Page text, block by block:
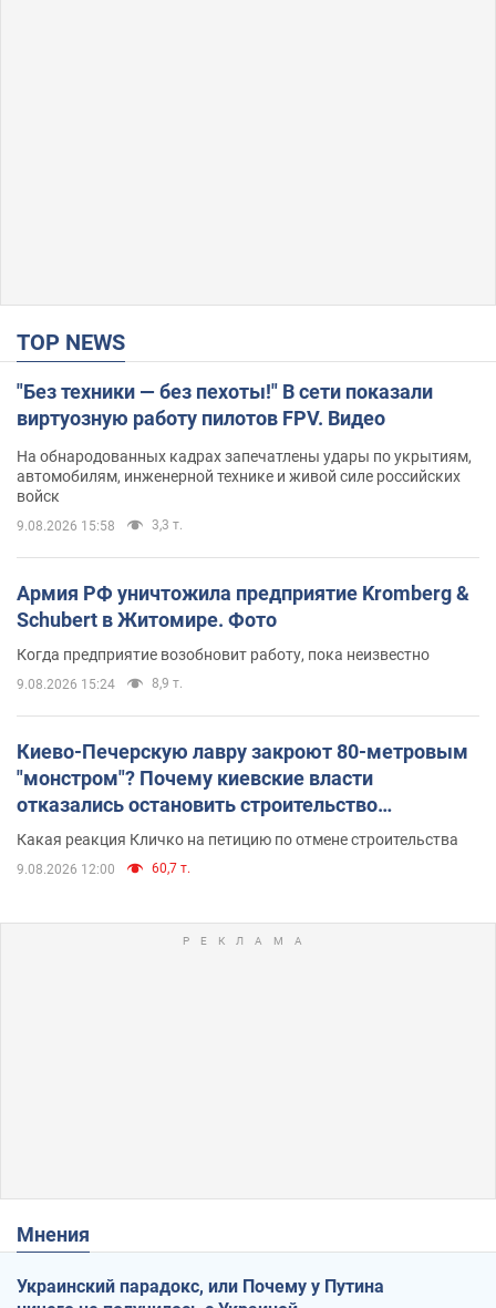
TOP NEWS
"Без техники — без пехоты!" В сети показали
виртуозную работу пилотов FPV. Видео
На обнародованных кадрах запечатлены удары по укрытиям,
автомобилям, инженерной технике и живой силе российских
войск
9.08.2026 15:58 3,3 т.
Армия РФ уничтожила предприятие Kromberg &
Schubert в Житомире. Фото
Когда предприятие возобновит работу, пока неизвестно
9.08.2026 15:24 8,9 т.
Киево-Печерскую лавру закроют 80-метровым
"монстром"? Почему киевские власти
отказались остановить строительство
небоскреба "московского верующего"
Какая реакция Кличко на петицию по отмене строительства
9.08.2026 12:00 60,7 т.
Мнения
Украинский парадокс, или Почему у Путина